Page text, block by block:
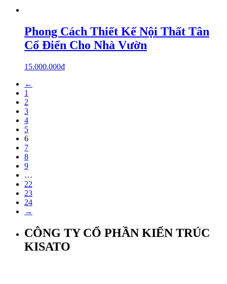
Phong Cách Thiết Kế Nội Thất Tân
Cổ Điển Cho Nhà Vườn
15.000.000₫
←
1
2
3
4
5
6
7
8
9
…
22
23
24
→
CÔNG TY CỔ PHẦN KIẾN TRÚC
KISATO